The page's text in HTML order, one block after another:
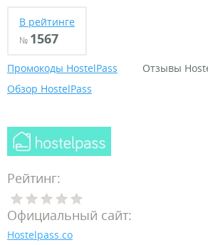
В рейтинге
№ 1567
Промокоды HostelPass
Отзывы
Обзор HostelPass
Рейтинг:
Официальный сайт:
Hostelpass.co